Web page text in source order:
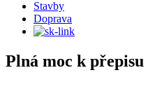
Stavby
Doprava
Plná moc k